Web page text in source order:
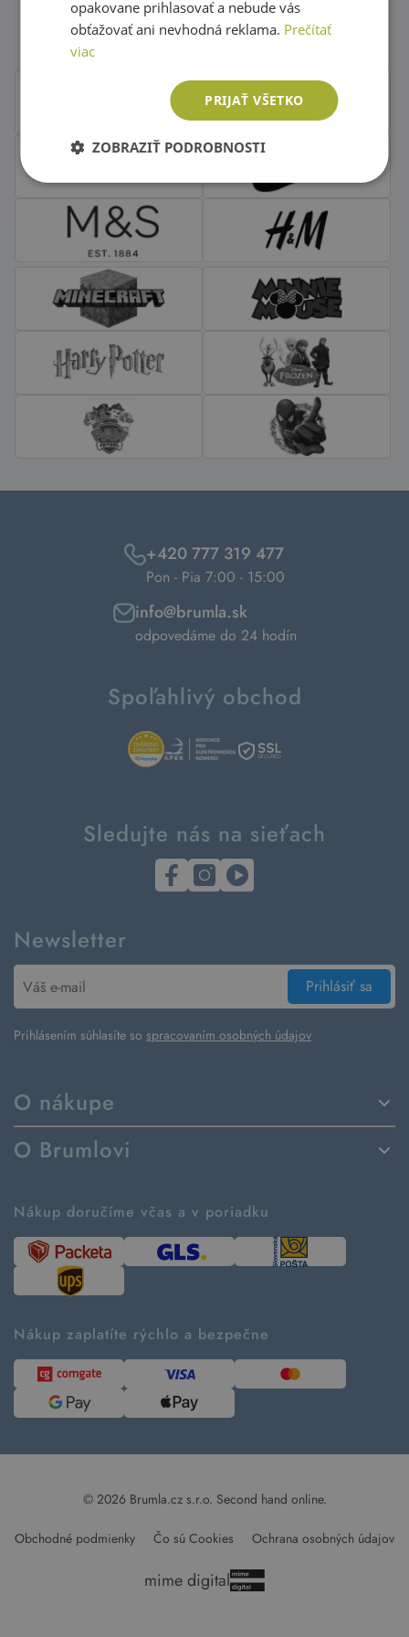
oblečenia
O nákupe
Spôsoby dodania a platby
Vrátenie tovaru a reklamácia
Návod ako nakupovať
Tabuľka veľkostí
Predávané značky
Kontakt
O Brumlovi
Ako tvoríme second hand
Časté otázky
Kde pomáhame
Udržateľnosť
Blog
Pre médiá
+420 777 319 477
Pon - Pia 7:00 - 15:00
info@brumla.sk
odpovedáme do 24 hodín
Spoľahlivý obchod
Sledujte nás na sieťach
Newsletter
Prihlásiť sa
Prihlásením súhlasíte so spracovaním osobných údajov
Nákup doručíme včas a v poriadku
Nákup zaplatíte rýchlo a bezpečne
© 2026 Brumla.cz s.r.o. Second hand online.
Obchodné podmienky Čo sú Cookies Ochrana osobných údajov
mime digital
opakovane prihlasovať a nebude vás
obťažovať ani nevhodná reklama. Prečítať
viac
PRIJAŤ VŠETKO
ZOBRAZIŤ PODROBNOSTI